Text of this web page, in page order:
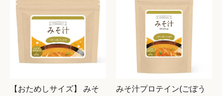
【おためしサイズ】 みそ
みそ汁プロテイン(ごぼう